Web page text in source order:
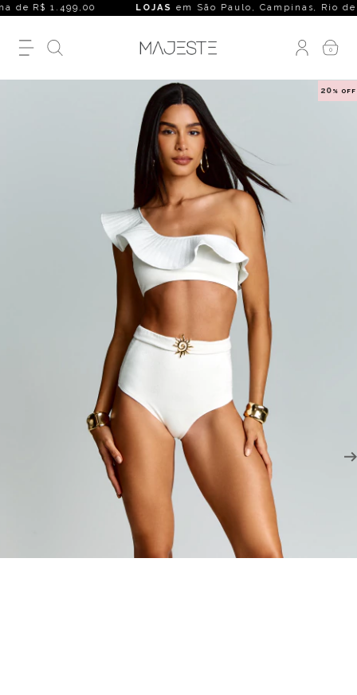
R$ 1.499,00 LOJASem São Paulo, Campinas, Rio de
0
20 % OFF